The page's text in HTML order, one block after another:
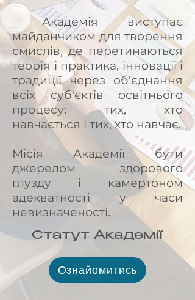
Академія виступає
майданчиком для творення
смислів, де перетинаються
теорія і практика, інновації і
традиції через об'єднання
всіх суб'єктів освітнього
процесу: тих, хто
навчається і тих, хто навчає.
Місія Академії бути
джерелом здорового
глузду і камертоном
адекватності у часи
невизначеності.
Статут Академії
Ознайомитись